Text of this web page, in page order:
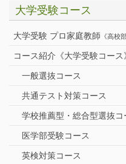
大学受験コース
大学受験 プロ家庭教師 《高校
コース紹介《大学受験コース
一般選抜コース
共通テスト対策コース
学校推薦型・総合型選抜コ
医学部受験コース
英検対策コース